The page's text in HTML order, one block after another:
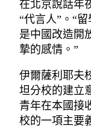
在北京說話年
“代言人”。“
是中國改造開
摯的感情。”
伊爾薩利耶夫
坦分校的建立
青年在本國接
校的一項主要